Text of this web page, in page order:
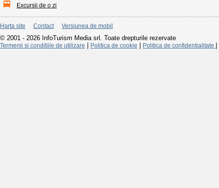
Excursii de o zi
Harta site Contact Versiunea de mobil
© 2001 - 2026 InfoTurism Media srl. Toate drepturile rezervate
Termenii si conditiile de utilizare Politica de cookie Politica de confidentialitate